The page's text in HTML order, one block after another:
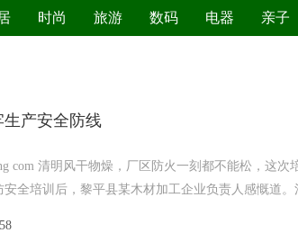
亲子
电器
数码
旅游
时尚
产安全防线
com 清明风干物燥，厂区防火一刻都不能松，这次
安全培训后，黎平县某木材加工企业负责人感慨道